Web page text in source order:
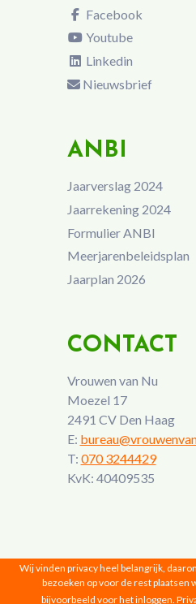
Facebook
Youtube
Linkedin
Nieuwsbrief
ANBI
Jaarverslag 2024
Jaarrekening 2024
Formulier ANBI
Meerjarenbeleidsplan
Jaarplan 2026
CONTACT
Vrouwen van Nu
Moezel 17
2491 CV Den Haag
E:
T: 070 3244429
KvK: 40409535
Vrouwen van Nu ©
Wij vinden privacy heel belangrijk,
bezoeken op voor de rest plaatsen
bijvoorbeeld voor het inloggen.